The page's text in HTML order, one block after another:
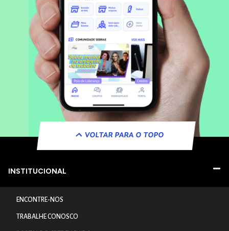
VOLTAR PARA O TOPO
INSTITUCIONAL
ENCONTRE-NOS
TRABALHE CONOSCO